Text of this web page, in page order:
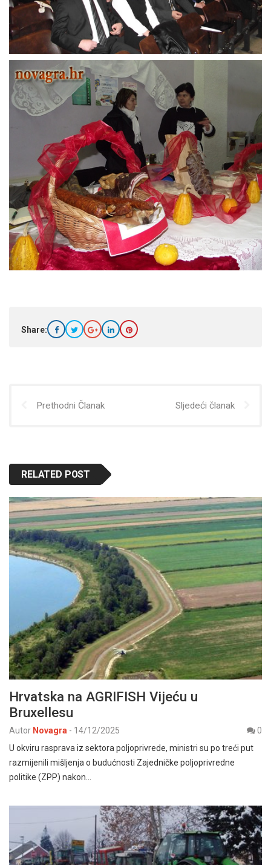
Share:
Prethodni Članak Sljedeći članak
RELATED POST
Hrvatska na AGRIFISH Vijeću u
Bruxellesu
Autor Novagra - 14/12/2025
0
U okviru rasprava iz sektora poljoprivrede, ministri su po treći put
razmijenili mišljenja o budućnosti Zajedničke poljoprivredne
politike (ZPP) nakon…